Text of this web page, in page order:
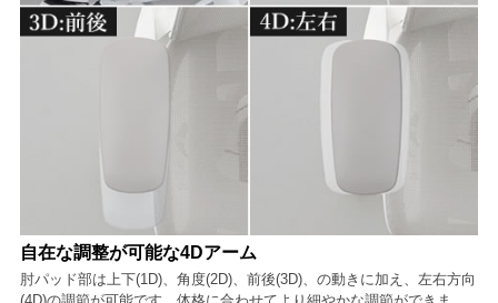
自在な調整が可能な4Dアーム
肘パッド部は上下(1D)、角度(2D)、前後(3D)、の動きに加え、左右方向
(4D)の調節が可能です。体格に合わせてより細やかな調節ができま